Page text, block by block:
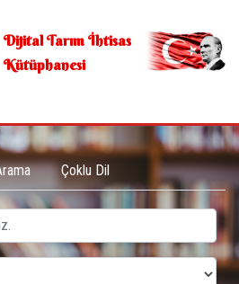
Dijital Tarım İhtisas
Kütüphanesi
Çoklu Dil